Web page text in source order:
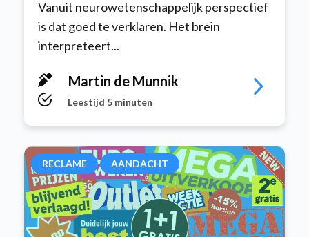
Vanuit neurowetenschappelijk perspectief
is dat goed te verklaren. Het brein
interpreteert...
Martin de Munnik
Leestijd 5 minuten
RECLAME AANDACHT